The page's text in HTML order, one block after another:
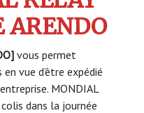
ARENDO
vous permet
vue d’être expédié
MONDIAL
dans la journée